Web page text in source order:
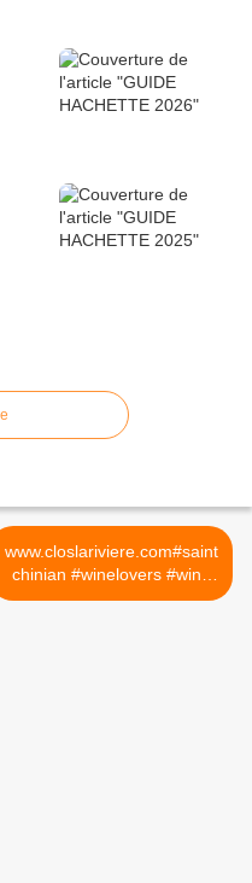
www.closlariviere.com#saint
chinian #winelovers #wine
#saintchinian